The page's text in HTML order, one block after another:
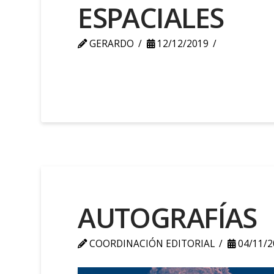
ESPACIALES
GERARDO 12/12/2019
AUTOGRAFÍAS
COORDINACIÓN EDITORIAL 04/11/